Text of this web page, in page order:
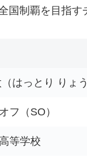
国制覇を目指す
はっとり りょう
フ（SO）
等学校